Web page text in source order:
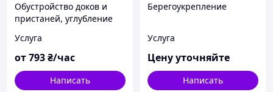
Обустройство доков и
пристаней, углубление
бульдозера, драглайна
Услуга
от793₴/час
Написать
Берегоукрепление
Услуга
Цену уточняйте
Написать